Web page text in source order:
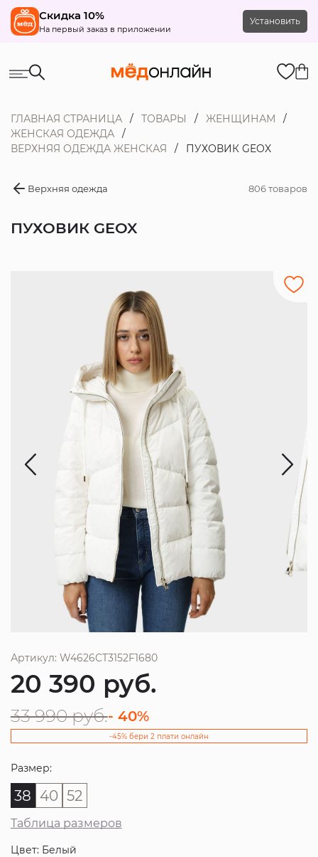
Скидка 10%
На первый заказ в приложении
Установить
ГЛАВНАЯ СТРАНИЦА ТОВАРЫ
ЖЕНЩИНАМ
ЖЕНСКАЯ ОДЕЖДА
ВЕРХНЯЯ ОДЕЖДА ЖЕНСКАЯ
ПУХОВИК GEOX
Верхняя одежда 806 товаров
ПУХОВИК GEOX
Артикул: W4626CT3152F1680
20 390 руб.
33 990 руб.- 40%
-45% бери 2 плати онлайн
Размер:
38 40 52
Таблица размеров
Цвет: Белый